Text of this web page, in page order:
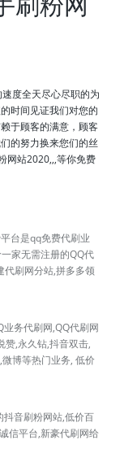
度全天尽心尽职的为
时间见证我们对您的
于顾客的满意，顾客
的努力换来您们的丝
网站2020,,,等你免费
台是qq免费代刷业
家无需注册的QQ代
代刷网分站,拼多多领
务代刷网,QQ代刷网
赞,永久钻,抖音双击,
博等热门业务, 低价
音刷粉网站,低价百
信平台,新豪代刷网给